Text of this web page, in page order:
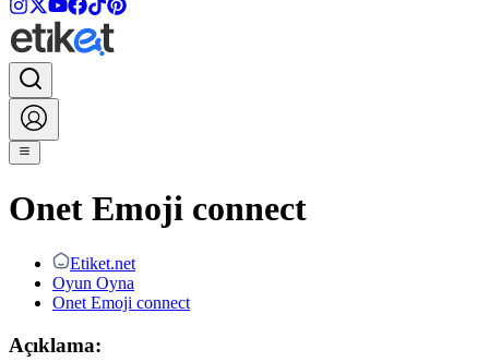
Onet Emoji connect
Etiket.net
Oyun Oyna
Onet Emoji connect
Açıklama: